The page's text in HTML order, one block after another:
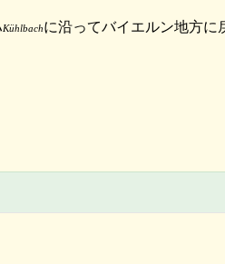
Kühlbachに沿ってバイエルン地方に